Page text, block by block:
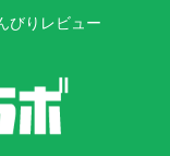
びりレビュー